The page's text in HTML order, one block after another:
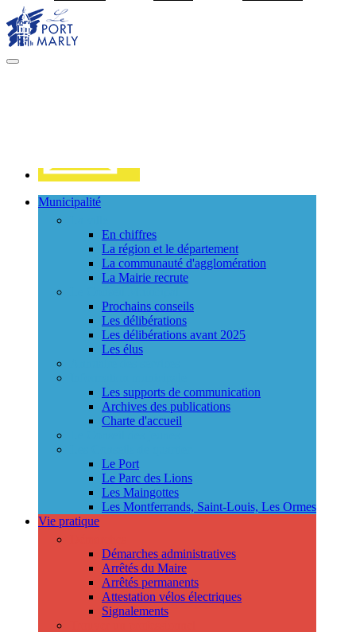
MENU
Municipalité
En chiffres
La région et le département
La communauté d'agglomération
La Mairie recrute
Prochains conseils
Les délibérations
Les délibérations avant 2025
Les élus
Les supports de communication
Archives des publications
Charte d'accueil
Le Port
Le Parc des Lions
Les Maingottes
Les Montferrands, Saint-Louis, Les Ormes
Vie pratique
Démarches administratives
Arrêtés du Maire
Arrêtés permanents
Attestation vélos électriques
Signalements